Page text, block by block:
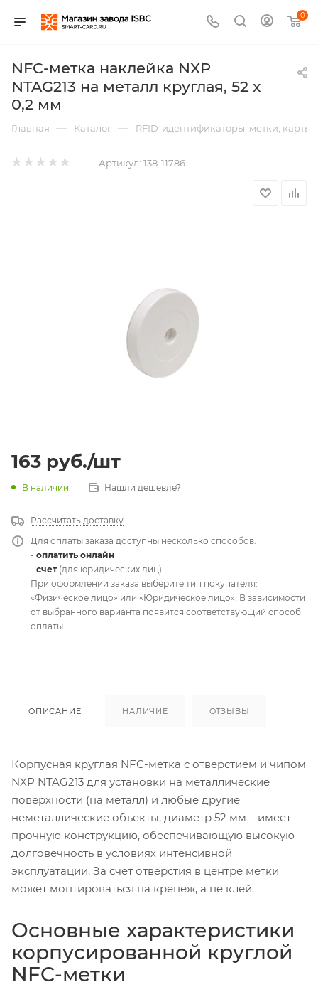
0
NFC-метка наклейка NXP
NTAG213 на металл круглая, 52 x
0,2 мм
Главная — Каталог — RFID-идентификаторы: метки,
Артикул: 138-11786
163 руб./шт
В наличии Нашли дешевле?
Рассчитать доставку
Для оплаты заказа доступны несколько способов:
- оплатить онлайн
- счет(для юридических лиц)
При оформлении заказа выберите тип покупателя:
«Физическое лицо» или «Юридическое лицо». В зависимости
от выбранного варианта появится соответствующий способ
оплаты.
ОПИСАНИЕ НАЛИЧИЕ ОТЗЫВЫ
Корпусная круглая NFC-метка с отверстием и чипом
NXP NTAG213 для установки на металлические
поверхности (на металл) и любые другие
неметаллические объекты, диаметр 52 мм – имеет
прочную конструкцию, обеспечивающую высокую
долговечность в условиях интенсивной
эксплуатации. За счет отверстия в центре метки
может монтироваться на крепеж, а не клей.
Основные характеристики
корпусированной круглой
NFC-метки